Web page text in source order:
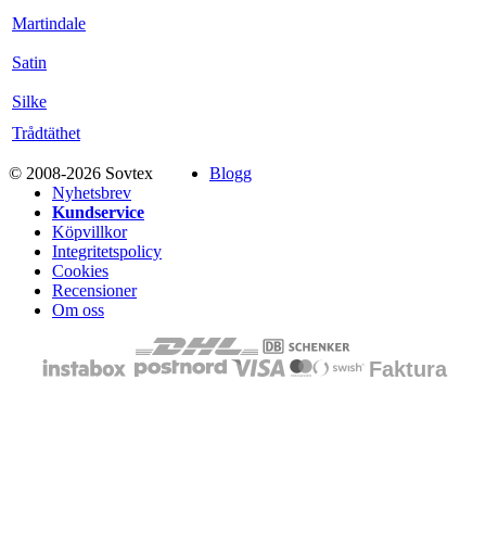
Martindale
Satin
Silke
Trådtäthet
© 2008-2026 Sovtex
Blogg
Nyhetsbrev
Kundservice
Köpvillkor
Integritetspolicy
Cookies
Recensioner
Om oss